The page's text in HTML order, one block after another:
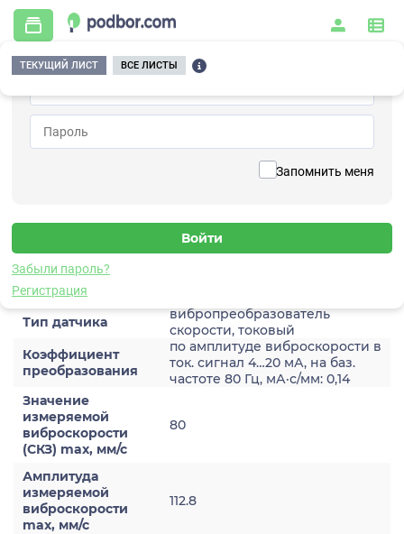
Запомнить меня
Забыли пароль?
Регистрация
ТЕКУЩИЙ ЛИСТ ВСЕ ЛИСТЫ
Главная / Контрольно-измерительные приборы и автоматика / Датчики /
Виброскорости / 2A206HH-80(T)
Датчик виброскороости
Характеристики
Тип датчика
вибропреобразователь
скорости, токовый
Коэффициент
преобразования
по амплитуде виброскорости в
ток. сигнал 4…20 мА, на баз.
частоте 80 Гц, мА·с/мм: 0,14
Значение
измеряемой
виброскорости
(СКЗ) max, мм/с
80
Амплитуда
измеряемой
виброскорости
max, мм/с
112.8